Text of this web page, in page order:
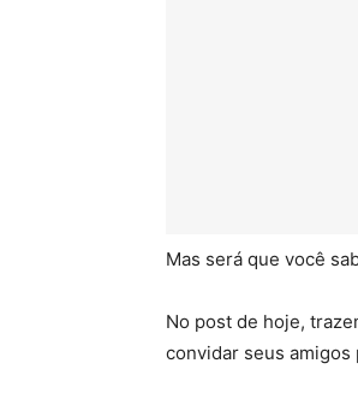
Mas será que você
No post de hoje,
convidar seus